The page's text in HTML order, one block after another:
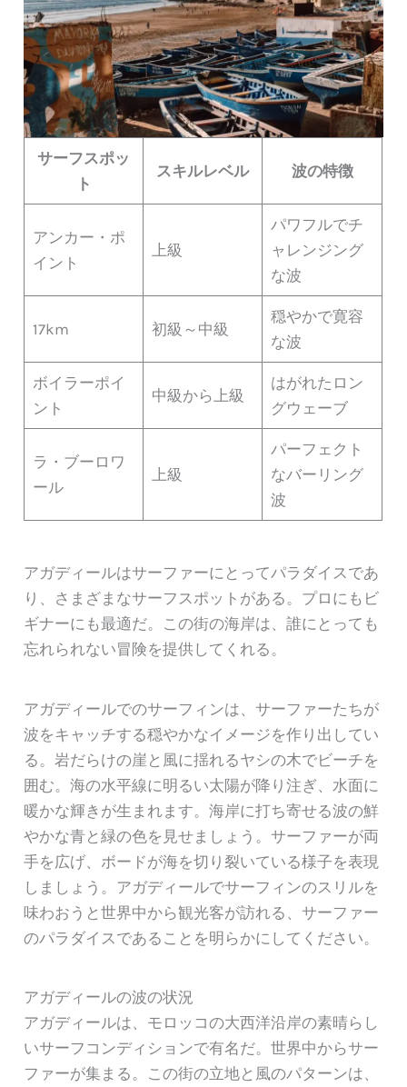
サーフスポッ
ト
スキルレベル 波の特徴
アンカー・ポ
イント
上級
パワフルでチ
ャレンジング
な波
17km 初級～中級
穏やかで寛容
な波
ボイラーポイ
ント
中級から上級
はがれたロン
グウェーブ
ラ・ブーロワ
ール
上級
パーフェクト
なバーリング
波
アガディールはサーファーにとってパラダイスであ
り、さまざまなサーフスポットがある。プロにもビ
ギナーにも最適だ。この街の海岸は、誰にとっても
忘れられない冒険を提供してくれる。
アガディールでのサーフィンは、サーファーたちが
波をキャッチする穏やかなイメージを作り出してい
る。岩だらけの崖と風に揺れるヤシの木でビーチを
囲む。海の水平線に明るい太陽が降り注ぎ、水面に
暖かな輝きが生まれます。海岸に打ち寄せる波の鮮
やかな青と緑の色を見せましょう。サーファーが両
手を広げ、ボードが海を切り裂いている様子を表現
しましょう。アガディールでサーフィンのスリルを
味わおうと世界中から観光客が訪れる、サーファー
のパラダイスであることを明らかにしてください。
アガディールの波の状況
アガディールは、モロッコの大西洋沿岸の素晴らし
いサーフコンディションで有名だ。世界中からサー
ファーが集まる。この街の立地と風のパターンは、